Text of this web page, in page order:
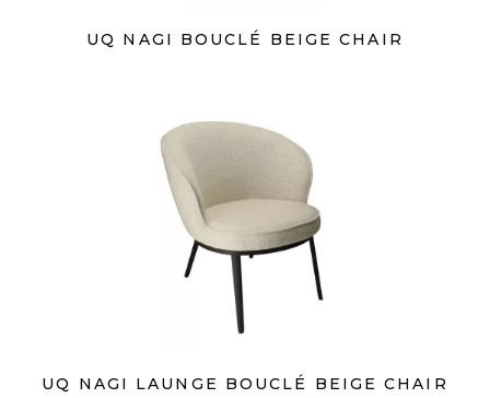
UQ NAGI BOUCLÉ BEIGE CHAIR
UQ NAGI LAUNGE BOUCLÉ BEIGE CHAIR